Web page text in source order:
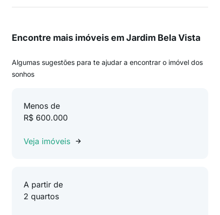
Encontre mais imóveis em Jardim Bela Vista
Algumas sugestões para te ajudar a encontrar o imóvel dos
sonhos
Menos de
R$ 600.000
Veja imóveis
A partir de
2 quartos